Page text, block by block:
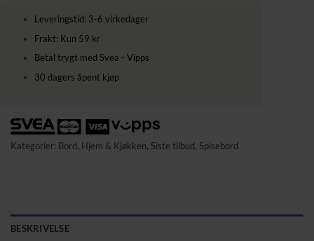
Leveringstid: 3-6 virkedager
Frakt: Kun 59 kr
Betal trygt med Svea - Vipps
30 dagers åpent kjøp
Kategorier: Bord, Hjem & Kjøkken, Siste tilbud, Spisebord
BESKRIVELSE